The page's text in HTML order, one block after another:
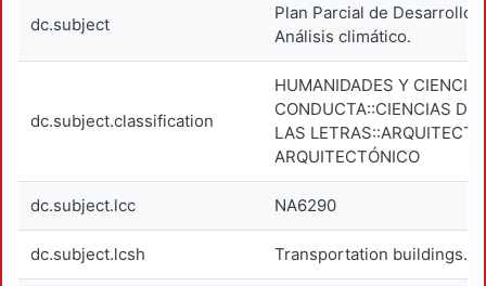
dc.subject
Plan Parcial de Desarrollo
Análisis climático.
dc.subject.classification
HUMANIDADES Y
CONDUCTA::CIENCIAS DE
LAS
ARQUITECTÓNICO
dc.subject.lcc NA6290
dc.subject.lcsh Transportation buildings.